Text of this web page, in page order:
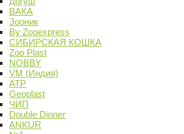
ВАКА
Зооник
By Zooexpress
СИБИРСКАЯ КОШКА
Zoo Plast
NOBBY
VM (Индия)
АТР
Geoplast
ЧИП
Double Dinner
ANKUR